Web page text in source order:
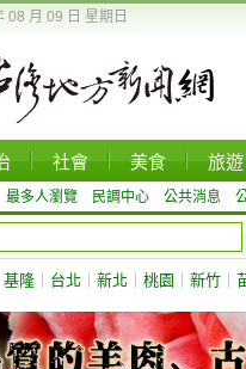
08 月 09 日 星期日
社會 美食 旅遊
最多人瀏覽 民調中心 公共消息
基隆｜ 台北 新北 桃園 新竹｜